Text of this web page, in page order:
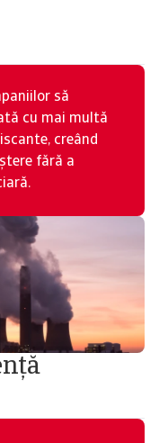
să
cu mai multă
creând
fără a